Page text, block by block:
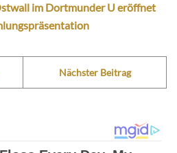
im Dortmunder U eröffnet
Nächster Beitrag